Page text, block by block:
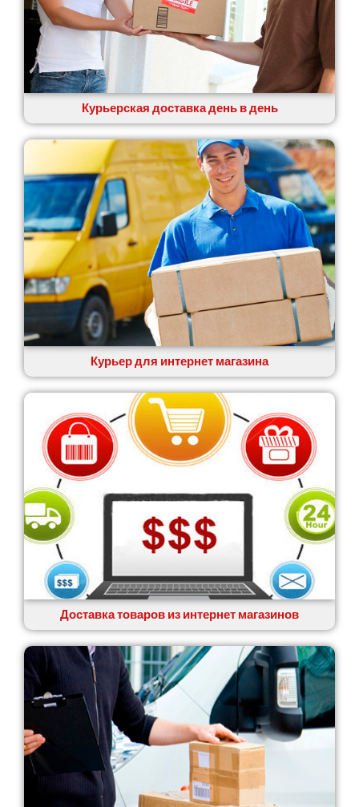
Курьерская доставка день в день
Курьер для интернет магазина
Доставка товаров из интернет магазинов